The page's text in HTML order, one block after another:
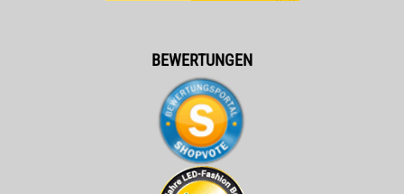
BEWERTUNGEN